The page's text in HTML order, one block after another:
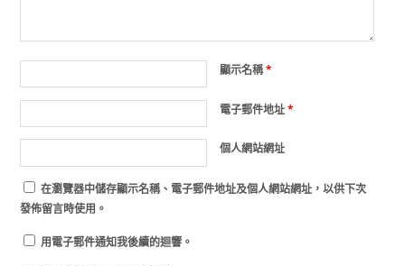
顯示名稱*
電子郵件地址*
個人網站網址
在瀏覽器中儲存顯示名稱、電子郵件地址及個人網站網址，以供下次
發佈留言時使用。
用電子郵件通知我後續的迴響。